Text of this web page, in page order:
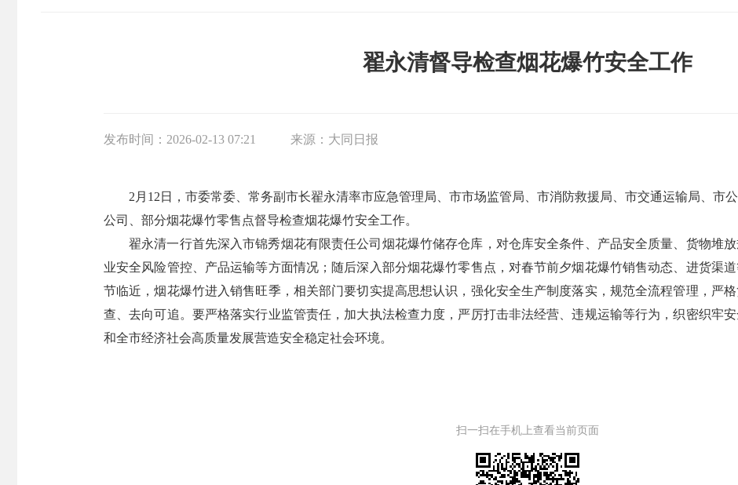
翟永清督导检查烟花爆竹安全工作
发布时间： 2026-02-13 07:21 来源： 大同日报
2月12日，市委常委、常务副市长翟永清率市应急管理局、市市场监管局、市消防救援局、市交通运输局、市
公司、部分烟花爆竹零售点督导检查烟花爆竹安全工作。
翟永清一行首先深入市锦秀烟花有限责任公司烟花爆竹储存仓库，对仓库安全条件、产品安全质量、货物堆
业安全风险管控、产品运输等方面情况；随后深入部分烟花爆竹零售点，对春节前夕烟花爆竹销售动态、进货渠
节临近，烟花爆竹进入销售旺季，相关部门要切实提高思想认识，强化安全生产制度落实，规范全流程管理，严
查、去向可追。要严格落实行业监管责任，加大执法检查力度，严厉打击非法经营、违规运输等行为，织密织牢
和全市经济社会高质量发展营造安全稳定社会环境。
扫一扫在手机上查看当前页面